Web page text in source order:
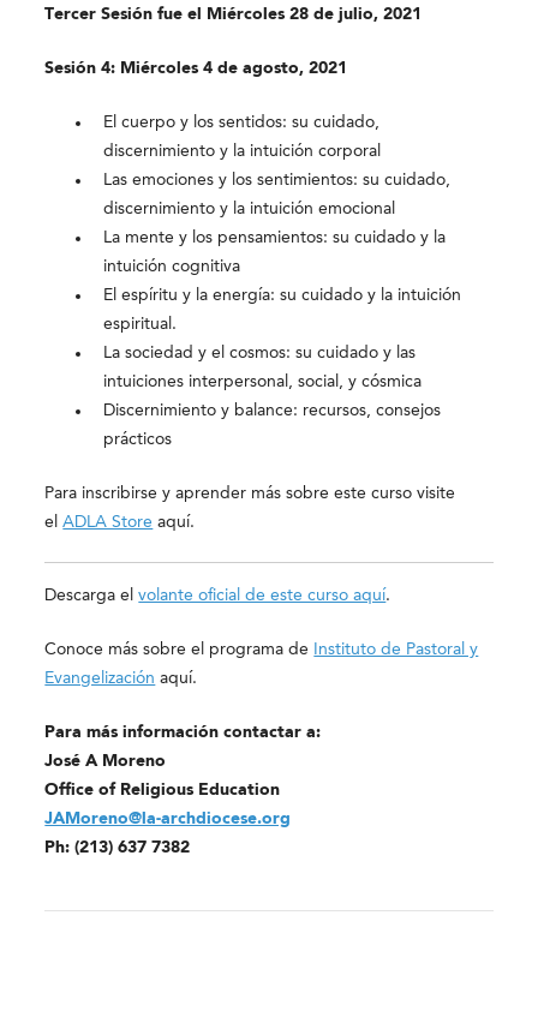
Tercer Sesión fue el Miércoles 28 de julio, 2021
Sesión 4: Miércoles 4 de agosto, 2021
El cuerpo y los sentidos: su cuidado,
discernimiento y la intuición corporal
Las emociones y los sentimientos: su cuidado,
discernimiento y la intuición emocional
La mente y los pensamientos: su cuidado y la
intuición cognitiva
El espíritu y la energía: su cuidado y la intuición
espiritual.
La sociedad y el cosmos: su cuidado y las
intuiciones interpersonal, social, y cósmica
Discernimiento y balance: recursos, consejos
prácticos
Para inscribirse y aprender más sobre este curso visite
elADLA Store aquí.
Descarga elvolante oficial de este curso aquí.
Conoce más sobre el programa de
Instituto de Pastoral y
Evangelización aquí.
Para más información contactar a:
José A Moreno
Office of Religious Education
JAMoreno@la-archdiocese.org
Ph: (213) 637 7382